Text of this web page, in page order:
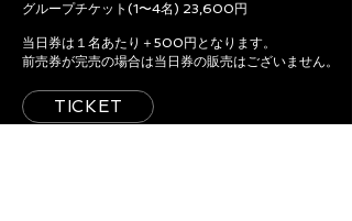
グループチケット(1〜4名) 23,600円
当日券は１名あたり＋500円となります。
前売券が完売の場合は当日券の販売はございません。
TICKET